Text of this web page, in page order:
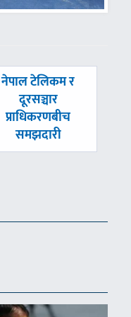
अघिल्लाे
नेपाल टेलिकम र
दूरसञ्चार
प्राधिकरणबीच
समझदारी